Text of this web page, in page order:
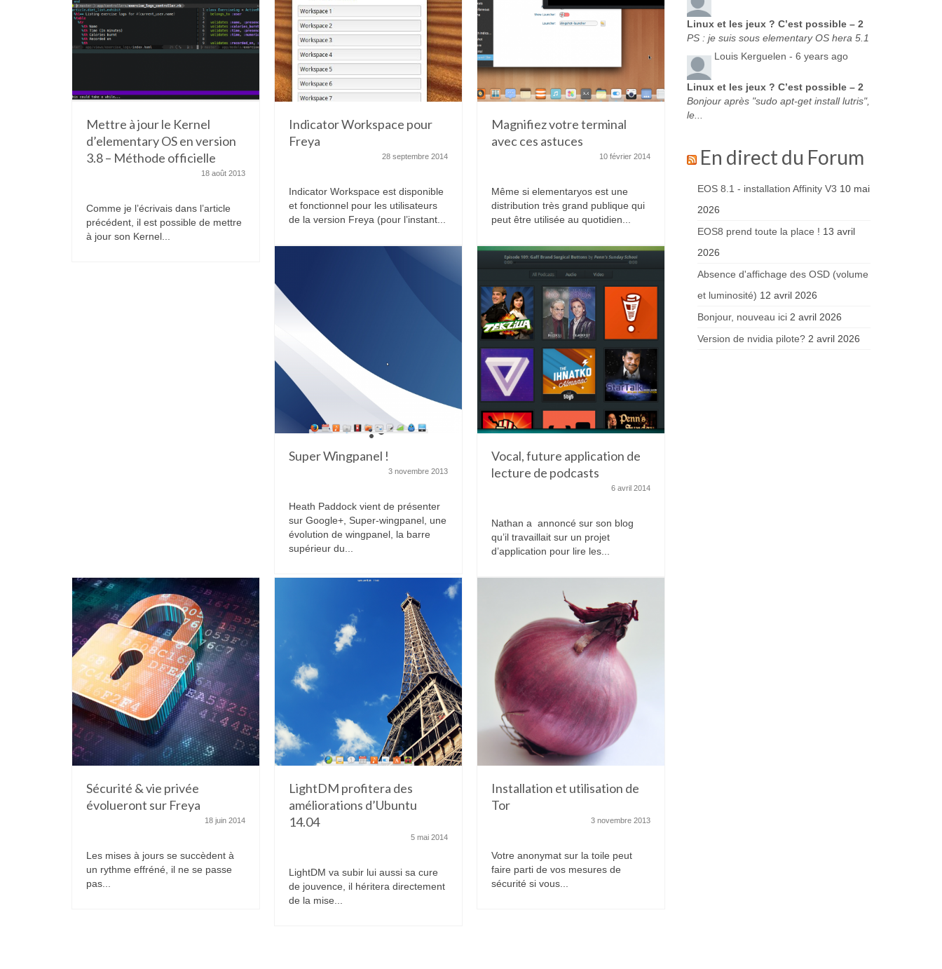
Mettre à jour le Kernel
d’elementary OS en version
3.8 – Méthode officielle
18 août 2013
Comme je l’écrivais dans l’article
précédent, il est possible de mettre
à jour son Kernel...
Indicator Workspace pour
Freya
28 septembre 2014
Indicator Workspace est disponible
et fonctionnel pour les utilisateurs
de la version Freya (pour l’instant...
Magnifiez votre terminal
avec ces astuces
10 février 2014
Même si elementaryos est une
distribution très grand publique qui
peut être utilisée au quotidien...
Super Wingpanel !
3 novembre 2013
Heath Paddock vient de présenter
sur Google+, Super-wingpanel, une
évolution de wingpanel, la barre
supérieur du...
Vocal, future application de
lecture de podcasts
6 avril 2014
Nathan a annoncé sur son blog
qu’il travaillait sur un projet
d’application pour lire les...
Sécurité & vie privée
évolueront sur Freya
18 juin 2014
Les mises à jours se succèdent à
un rythme effréné, il ne se passe
pas...
LightDM profitera des
améliorations d’Ubuntu
14.04
5 mai 2014
LightDM va subir lui aussi sa cure
de jouvence, il héritera directement
de la mise...
Installation et utilisation de
Tor
3 novembre 2013
Votre anonymat sur la toile peut
faire parti de vos mesures de
sécurité si vous...
Linux et les jeux ? C’est possible – 2
PS : je suis sous elementary OS hera 5.1
Louis Kerguelen - 6 years ago
Linux et les jeux ? C’est possible – 2
Bonjour après "sudo apt-get install lutris",
le...
En direct du Forum
EOS 8.1 - installation Affinity V3 10 mai
2026
EOS8 prend toute la place ! 13 avril
2026
Absence d'affichage des OSD (volume
et luminosité) 12 avril 2026
Bonjour, nouveau ici 2 avril 2026
Version de nvidia pilote? 2 avril 2026